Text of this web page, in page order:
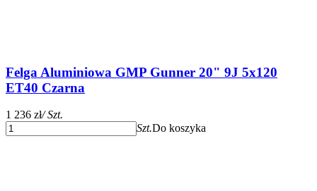
Felga Aluminiowa GMP Gunner 20" 9J 5x120
ET40 Czarna
1 236 zł/ Szt.
Szt.Do koszyka